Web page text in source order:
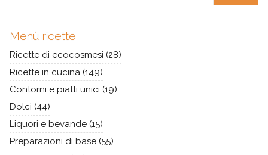
Menù ricette
Ricette di ecocosmesi (28)
Ricette in cucina (149)
Contorni e piatti unici (19)
Dolci (44)
Liquori e bevande (15)
Preparazioni di base (55)